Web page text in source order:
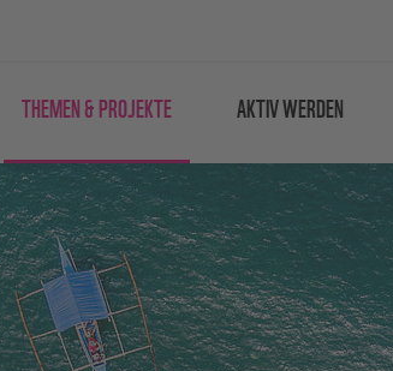
THEMEN & PROJEKTE AKTIV WERDEN